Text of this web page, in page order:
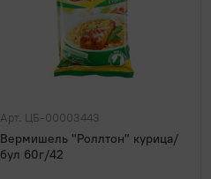
Арт. ЦБ-00003443
Вермишель "Роллтон" курица/
бул 60г/42